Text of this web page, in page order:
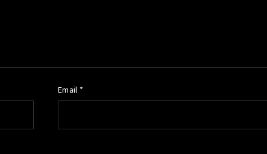
Email *